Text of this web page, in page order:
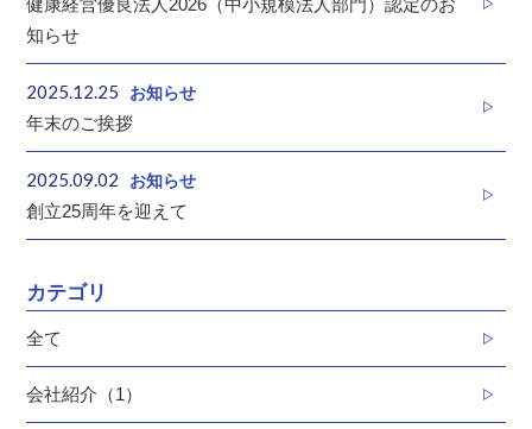
知らせ
2025.12.25 お知らせ
年末のご挨拶
2025.09.02 お知らせ
創立25周年を迎えて
カテゴリ
全て
会社紹介（1）